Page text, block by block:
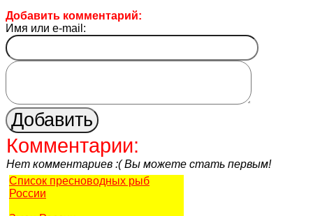
Добавить комментарий:
Имя или e-mail:
Комментарии:
Нет комментариев :( Вы можете стать первым!
Список пресноводных рыб
России